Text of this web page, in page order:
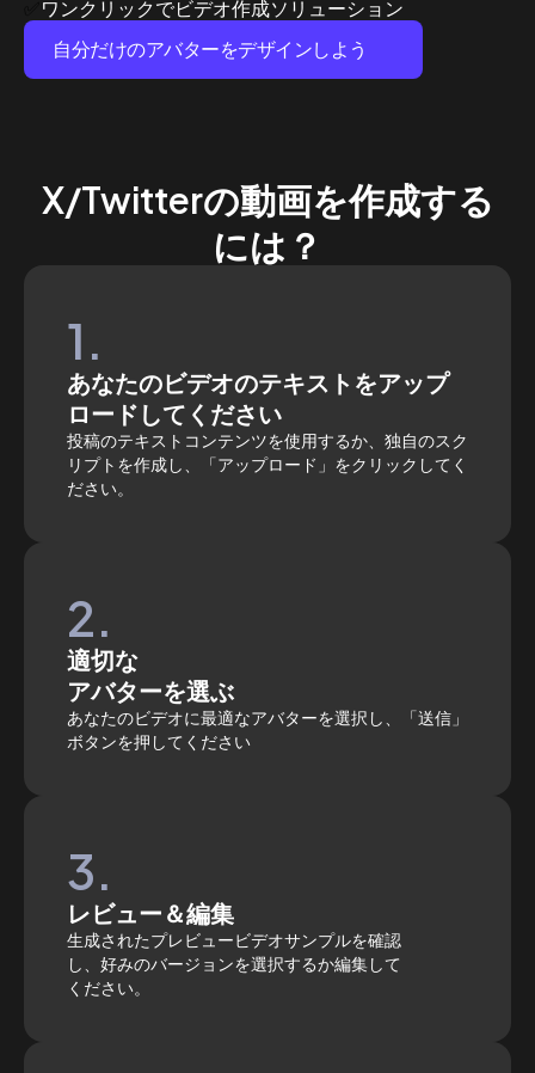
ワンクリックでビデオ作成ソリューション
自分だけのアバターをデザインしよう
X/Twitterの動画を作成する
には？
1.
あなたのビデオのテキストをアップ
ロードしてください
投稿のテキストコンテンツを使用するか、独自のスク
リプトを作成し、「アップロード」をクリックしてく
ださい。
2.
適切な
アバターを選ぶ
あなたのビデオに最適なアバターを選択し、「送信」
ボタンを押してください
3.
レビュー＆編集
生成されたプレビュービデオサンプルを確認
し、好みのバージョンを選択するか編集して
ください。